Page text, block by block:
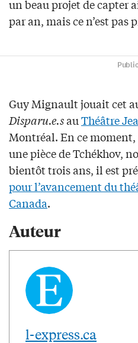
un beau projet de capter
par an, mais ce n’est pas
Guy Mignault jouait cet
Disparu.e.sauThéâtre
Montréal. En ce
une pièce de Tchékhov,
bientôt trois ans, il est
pour l’avancement du
Canada.
Auteur
l-express.ca